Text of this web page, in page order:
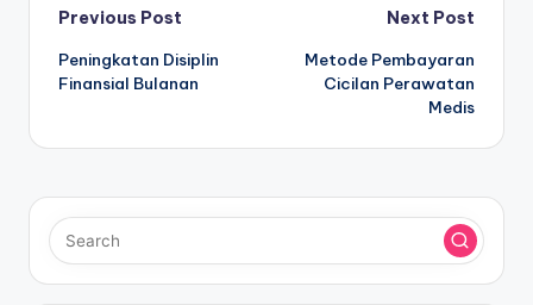
Post
navigation
Previous Post
Peningkatan Disiplin
Finansial Bulanan
Next Post
Metode Pembayaran
Cicilan Perawatan
Medis